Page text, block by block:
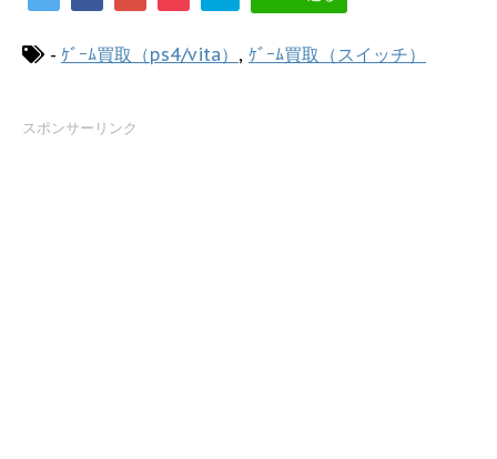
- ｹﾞｰﾑ買取（ps4/vita） , ｹﾞｰﾑ買取（スイッチ）
スポンサーリンク